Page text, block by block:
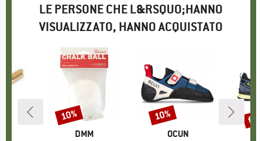
LE PERSONE CHE L&RSQUO;HANNO
VISUALIZZATO, HANNO ACQUISTATO
MARCHIO
DMM
Sconto
10%
MARCHIO
OCUN
Sconto
10%